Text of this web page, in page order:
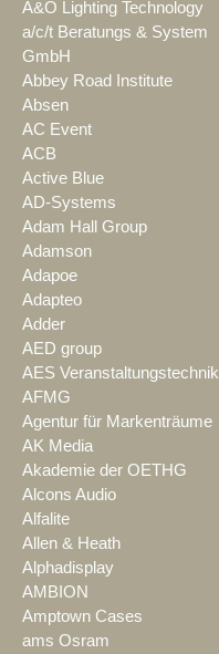
A&O Lighting Technology
a/c/t Beratungs & System
GmbH
Abbey Road Institute
Absen
AC Event
ACB
Active Blue
AD-Systems
Adam Hall Group
Adamson
Adapoe
Adapteo
Adder
AED group
AES Veranstaltungstechnik
AFMG
Agentur für Markenträume
AK Media
Akademie der OETHG
Alcons Audio
Alfalite
Allen & Heath
Alphadisplay
AMBION
Amptown Cases
ams Osram